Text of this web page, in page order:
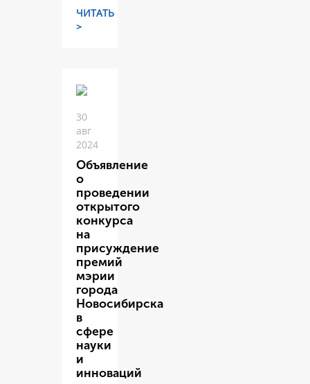
ЧИТАТЬ
>
30
авг
2024
Объявление
о
проведении
открытого
конкурса
на
присуждение
премий
мэрии
города
Новосибирска
в
сфере
науки
и
инноваций